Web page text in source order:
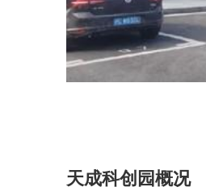
天成科创园概况